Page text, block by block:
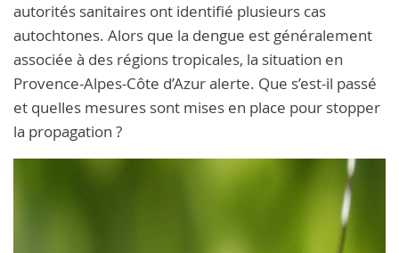
autorités sanitaires ont identifié plusieurs cas
autochtones. Alors que la dengue est généralement
associée à des régions tropicales, la situation en
Provence-Alpes-Côte d’Azur alerte. Que s’est-il passé
et quelles mesures sont mises en place pour stopper
la propagation ?